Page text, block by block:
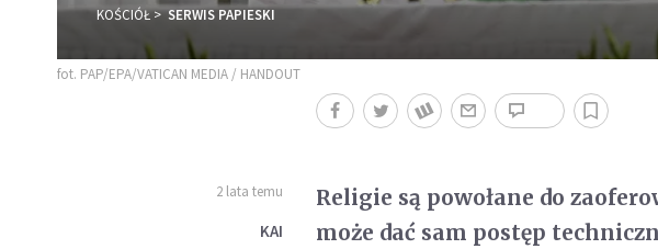
KOŚCIÓŁ SERWIS PAPIESKI
fot. PAP/EPA/VATICAN MEDIA / HANDOUT
2 lata temu
KAI
Religie są powołane do
może dać sam postęp